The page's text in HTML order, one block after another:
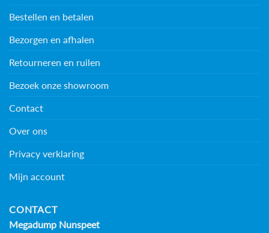
Bestellen en betalen
Bezorgen en afhalen
Retourneren en ruilen
Bezoek onze showroom
Contact
Over ons
Privacy verklaring
Mijn account
CONTACT
Megadump Nunspeet